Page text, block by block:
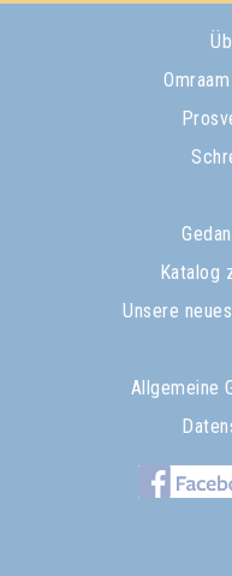
Katalog
Unsere
Allgemeine